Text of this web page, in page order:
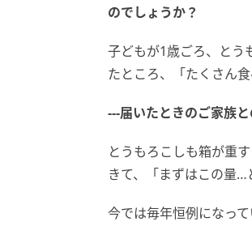
のでしょうか？
子どもが1歳ごろ、とう
たところ、「たくさん
---届いたときのご家族
とうもろこしも箱が重
きて、「まずはこの量…
今では毎年恒例になっ